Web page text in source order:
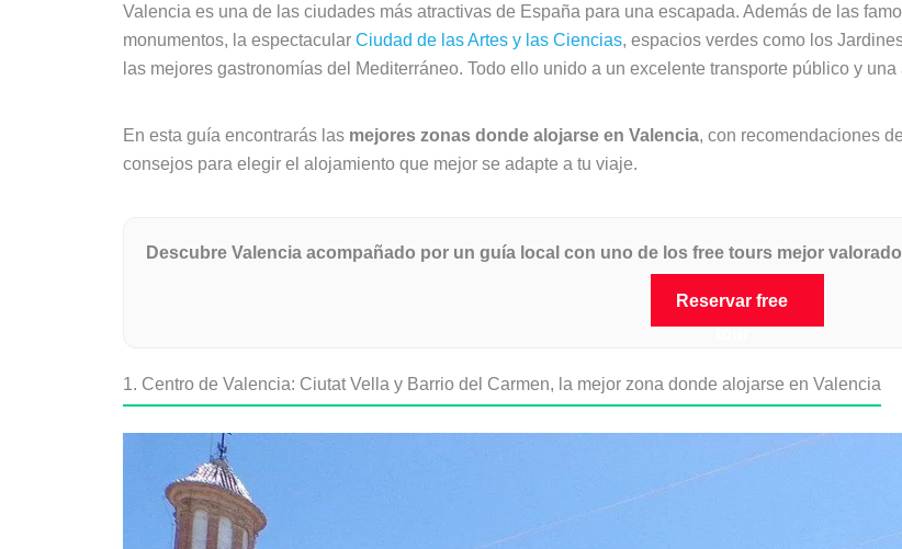
Valencia es una de las ciudades más atractivas de España para una escapada. Además de las
monumentos, la espectacular Ciudad de las Artes y las Ciencias, espacios verdes como los
las mejores gastronomías del Mediterráneo. Todo ello unido a un excelente transporte público y
En esta guía encontrarás las mejores zonas donde alojarse en Valencia, con recomendaciones
consejos para elegir el alojamiento que mejor se adapte a tu viaje.
Descubre Valencia acompañado por un guía local con uno de los free tours mejor
Reservar free
1. Centro de Valencia: Ciutat Vella y Barrio del Carmen, la mejor zona donde alojarse en Valencia